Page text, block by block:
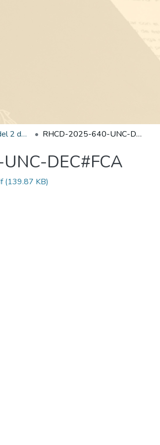
Edición 066/2025 del 2 de octubre de 2025 RHCD-2025-640-UNC-DEC#FCA
DEC#FCA
(139.87 KB)